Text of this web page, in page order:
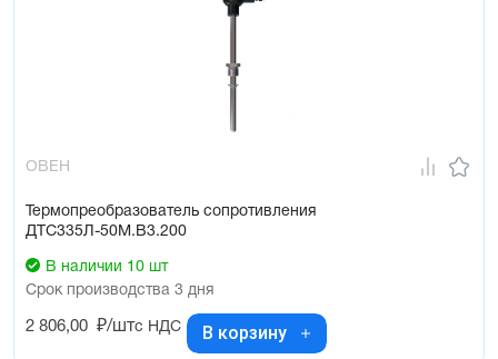
ОВЕН
Термопреобразователь сопротивления
ДТС335Л-50М.В3.200
В наличии 10 шт
Срок производства 3 дня
2 806,00 ₽/штс НДС В корзину